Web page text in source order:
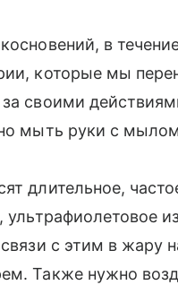
в
которые мы
за своими
мыть руки с
длительное,
с этим в жару
Также нужно